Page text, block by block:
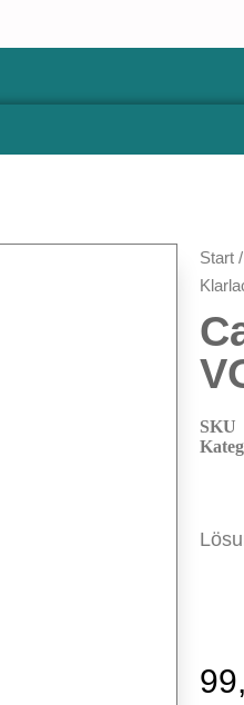
Start /
SKU